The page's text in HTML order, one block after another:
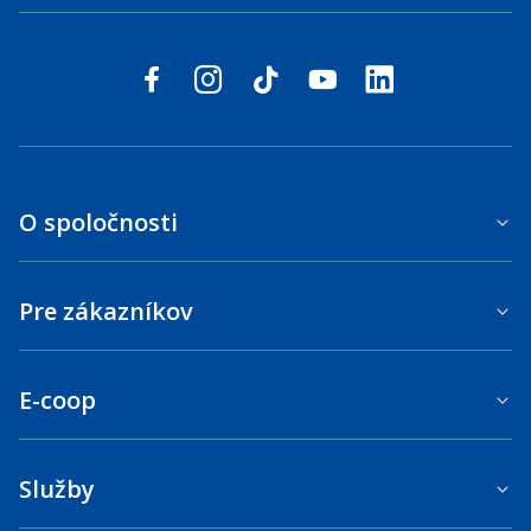
Sledujte nás na sociálnych sieťach
facebookinstagram
tiktok youtubelinkedin
O spoločnosti
Pre zákazníkov
E-coop
Služby